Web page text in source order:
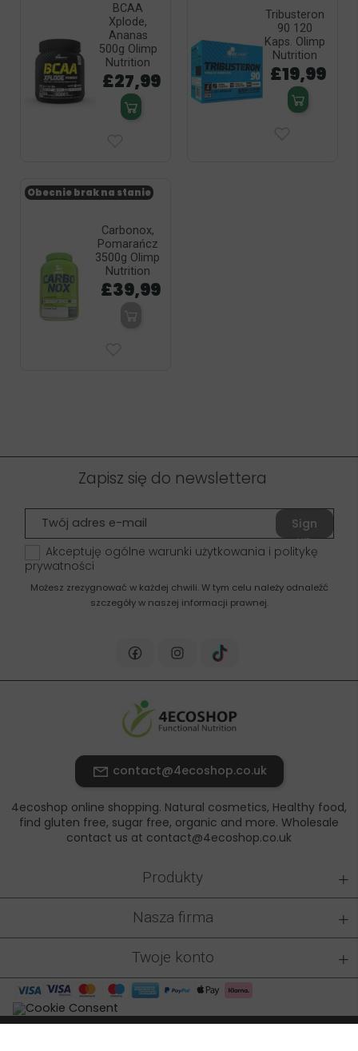
BCAA
Xplode,
Ananas
500g Olimp
Nutrition
£27,99
Tribusteron
90 120
Kaps. Olimp
Nutrition
£19,99
Carbonox,
Pomarańcz
3500g Olimp
Nutrition
£39,99
Obecnie brak na stanie
Zapisz się do newslettera
Sign
up
Akceptuję ogólne warunki użytkowania i politykę
prywatności
Możesz zrezygnować w każdej chwili. W tym celu należy odnaleźć
szczegóły w naszej informacji prawnej.
contact@4ecoshop.co.uk
4ecoshop online shopping. Natural cosmetics, Healthy food,
find gluten free, sugar free, organic and more. Wholesale
contact us at contact@4ecoshop.co.uk
Produkty +
Nasza firma +
Twoje konto +